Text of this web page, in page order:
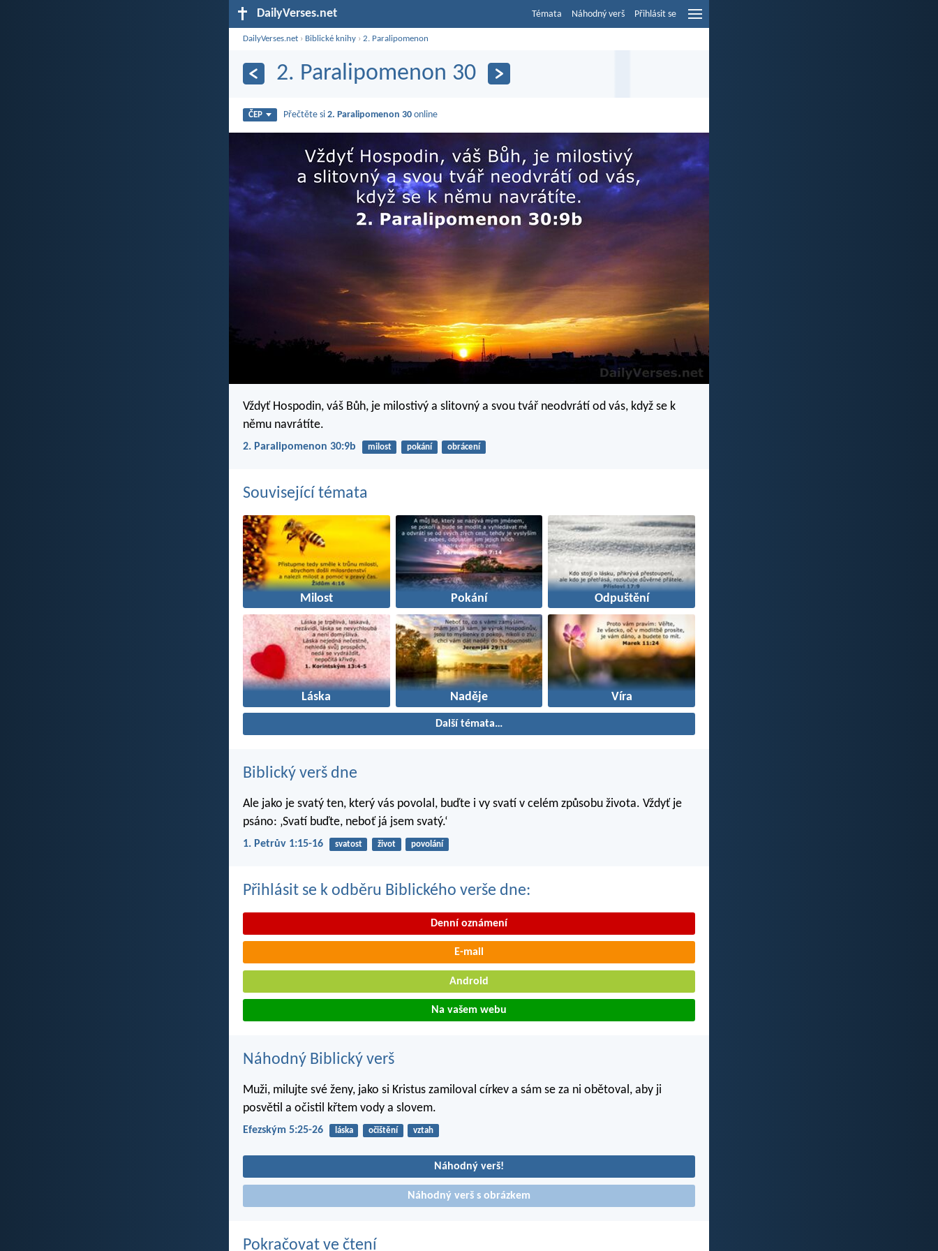
DailyVerses.net Témata Náhodný verš Přihlásit se
DailyVerses.net › Biblické knihy ›2. Paralipomenon
2. Paralipomenon 30
ČEP Přečtěte si2. Paralipomenon 30 online
Vždyť Hospodin, váš Bůh, je milostivý a slitovný a svou tvář neodvrátí od vás, když se k
němu navrátíte.
2. Paralipomenon 30:9b milost pokání obrácení
Související témata
Milost Pokání Odpuštění
Láska Naděje Víra
Další témata…
Biblický verš dne
Ale jako je svatý ten, který vás povolal, buďte i vy svatí v celém způsobu života. Vždyť je
psáno: ‚Svatí buďte, neboť já jsem svatý.‘
1. Petrův 1:15-16 svatost život povolání
Přihlásit se k odběru Biblického verše dne:
Denní oznámení
E-mail
Android
Na vašem webu
Náhodný Biblický verš
Muži, milujte své ženy, jako si Kristus zamiloval církev a sám se za ni obětoval, aby ji
posvětil a očistil křtem vody a slovem.
Efezským 5:25-26 láska očištění vztah
Náhodný verš!
Náhodný verš s obrázkem
Pokračovat ve čtení